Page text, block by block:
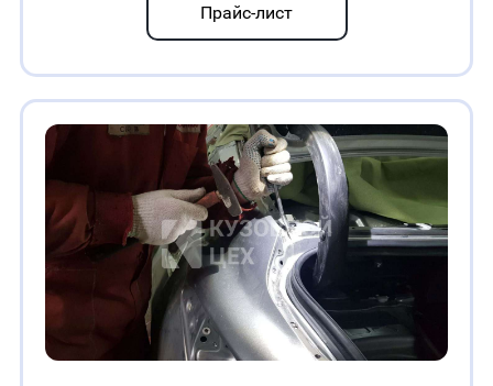
Прайс-лист